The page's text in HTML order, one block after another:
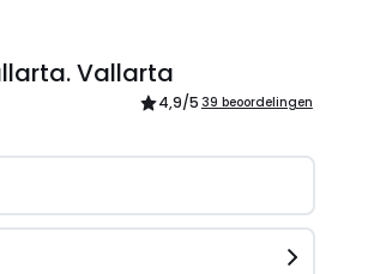
Vallarta
4,9/5 39 beoordelingen